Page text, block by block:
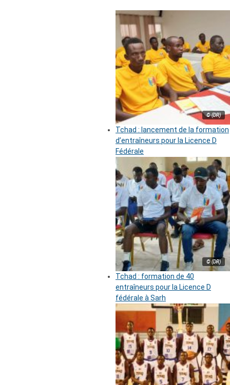
© (DR)
Tchad : lancement de la formation
d’entraîneurs pour la Licence D
Fédérale
© (DR)
Tchad : formation de 40
entraîneurs pour la Licence D
fédérale à Sarh